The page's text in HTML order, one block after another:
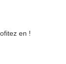
en !